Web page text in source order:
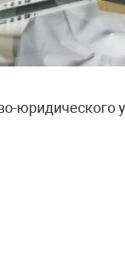
юридического